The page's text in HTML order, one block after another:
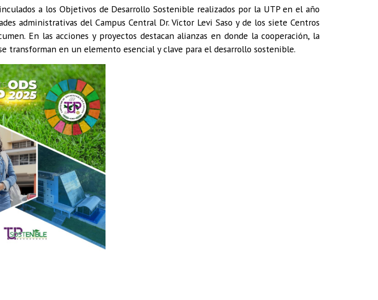
a los Objetivos de Desarrollo Sostenible realizados por la UTP en el año
administrativas del Campus Central Dr. Víctor Levi Saso y de los siete Centros
En las acciones y proyectos destacan alianzas en donde la cooperación, la
transforman en un elemento esencial y clave para el desarrollo sostenible.